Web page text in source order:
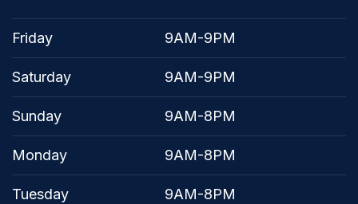
Friday 9AM-9PM
Saturday 9AM-9PM
Sunday 9AM-8PM
Monday 9AM-8PM
Tuesday 9AM-8PM